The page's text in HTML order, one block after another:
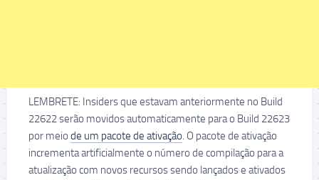
LEMBRETE: Insiders que estavam anteriormente no Build
22622 serão movidos automaticamente para o Build 22623
por meio de um pacote de ativação. O pacote de ativação
incrementa artificialmente o número de compilação para a
atualização com novos recursos sendo lançados e ativados